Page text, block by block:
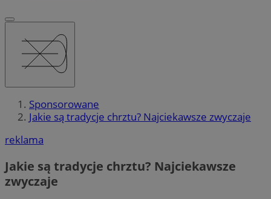
Sponsorowane
Jakie są tradycje chrztu? Najciekawsze zwyczaje
reklama
Jakie są tradycje chrztu? Najciekawsze
zwyczaje